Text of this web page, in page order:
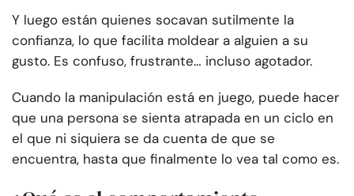
Y luego están quienes socavan sutilmente la
confianza, lo que facilita moldear a alguien a su
gusto. Es confuso, frustrante… incluso agotador.
Cuando la manipulación está en juego, puede hacer
que una persona se sienta atrapada en un ciclo en
el que ni siquiera se da cuenta de que se
encuentra, hasta que finalmente lo vea tal como es.